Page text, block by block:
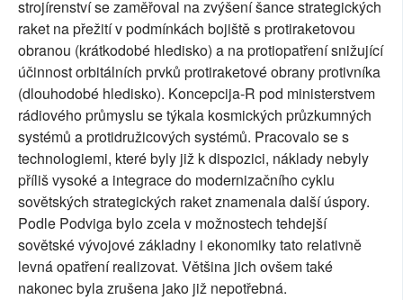
strojírenství se zaměřoval na zvýšení šance strategických
raket na přežití v podmínkách bojiště s protiraketovou
obranou (krátkodobé hledisko) a na protiopatření snižující
účinnost orbitálních prvků protiraketové obrany protivníka
(dlouhodobé hledisko). Koncepcija-R pod ministerstvem
rádiového průmyslu se týkala kosmických průzkumných
systémů a protidružicových systémů. Pracovalo se s
technologiemi, které byly již k dispozici, náklady nebyly
příliš vysoké a integrace do modernizačního cyklu
sovětských strategických raket znamenala další úspory.
Podle Podviga bylo zcela v možnostech tehdejší
sovětské vývojové základny i ekonomiky tato relativně
levná opatření realizovat. Většina jich ovšem také
nakonec byla zrušena jako již nepotřebná.